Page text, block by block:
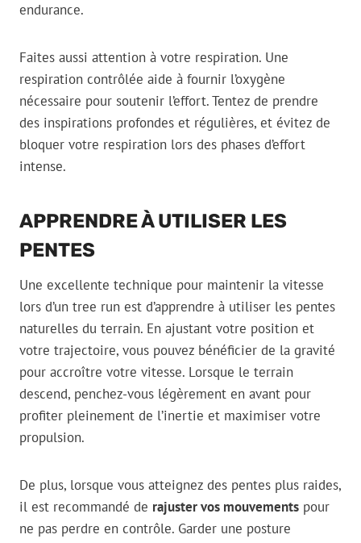
endurance.
Faites aussi attention à votre respiration. Une
respiration contrôlée aide à fournir l’oxygène
nécessaire pour soutenir l’effort. Tentez de prendre
des inspirations profondes et régulières, et évitez de
bloquer votre respiration lors des phases d’effort
intense.
APPRENDRE À UTILISER LES
PENTES
Une excellente technique pour maintenir la vitesse
lors d’un tree run est d’apprendre à utiliser les pentes
naturelles du terrain. En ajustant votre position et
votre trajectoire, vous pouvez bénéficier de la gravité
pour accroître votre vitesse. Lorsque le terrain
descend, penchez-vous légèrement en avant pour
profiter pleinement de l’inertie et maximiser votre
propulsion.
De plus, lorsque vous atteignez des pentes plus raides,
il est recommandé de rajuster vos mouvements pour
ne pas perdre en contrôle. Garder une posture